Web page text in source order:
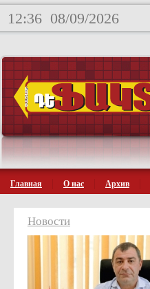
12:36 08/09/2026
Главная О нас Архив
Новости